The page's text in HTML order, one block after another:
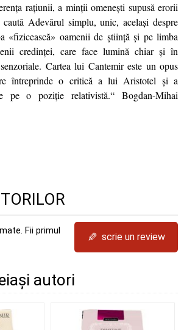
raţiunii, a minţii omeneşti supusă erorii
Adevărul simplu, unic, acelaşi despre
«fizicească» oamenii de ştiinţă şi pe limba
credinţei, care face lumină chiar și în
Cartea lui Cantemir este un opus
întreprinde o critică a lui Aristotel și a
pe o poziție relativistă.“ Bogdan-Mihai
Fii primul
✎ scrie un review
autori